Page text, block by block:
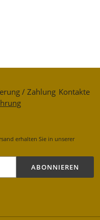
/ Zahlung Kontakte
erhalten Sie in unserer
ABONNIEREN